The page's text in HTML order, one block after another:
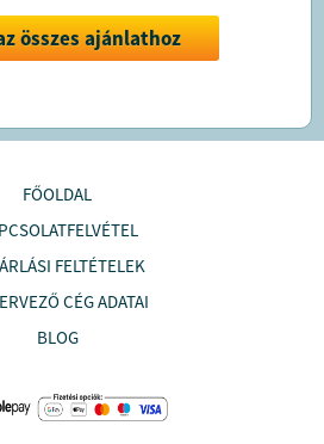
összes ajánlathoz
FŐOLDAL
FELTÉTELEK
CÉG ADATAI
BLOG